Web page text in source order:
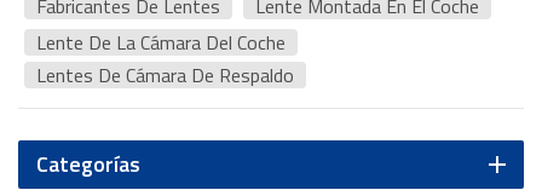
populares debido a su capacidad para brindar a los conductores
una vista completa del entorno de su vehículo. Esta demanda ha
impulsado una evolución continua en el mercado, impulsando
fabricantes de lentes Desarrollar soluciones innovadoras que
fiabilidad. En respuesta a esta tendencia del mercado, Óptica
Fabricantes De Lentes
Lente Montada En El Coche
Lente De La Cámara Del Coche
Lentes De Cámara De Respaldo
Categorías